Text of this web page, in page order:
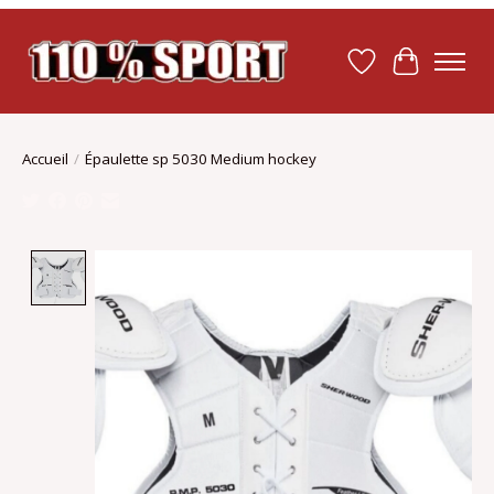
Liste dePanier
Accueil / Épaulette sp 5030 Medium hockey